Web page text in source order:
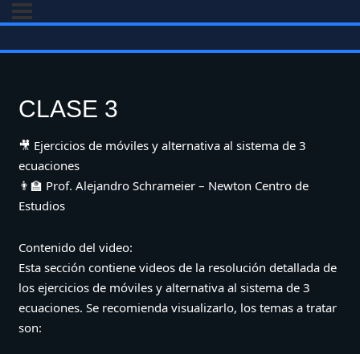
CLASE 3
🎥 Ejercicios de móviles y alternativa al sistema de 3
ecuaciones
👨‍🏫 Prof. Alejandro Schrameier – Newton Centro de
Estudios
Contenido del video:
Esta sección contiene videos de la resolución detallada de
los ejercicios de móviles y alternativa al sistema de 3
ecuaciones. Se recomienda visualizarlo, los temas a tratar
son: